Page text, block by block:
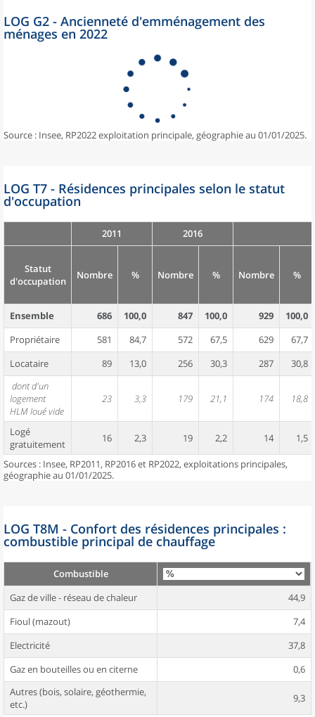
LOG G2 - Ancienneté d'emménagement des
ménages en 2022
Source : Insee, RP2022 exploitation principale, géographie au 01/01/2025.
LOG T7 - Résidences principales selon le statut
d'occupation
2011 2016
Statut
d'occupation
Nombre % Nombre % Nombre %
Ensemble 686 100,0 847 100,0 929
100,0
Propriétaire
581 84,7 572 67,5 629
67,7
Locataire
89 13,0 256 30,3 287
30,8
dont d'un
logement
HLM loué vide
23 3,3 179 21,1 174 18,8
Logé
gratuitement
16 2,3 19 2,2 14 1,5
Sources : Insee, RP2011, RP2016 et RP2022, exploitations principales,
géographie au 01/01/2025.
LOG T8M - Confort des résidences principales :
combustible principal de chauffage
Combustible
Gaz de ville - réseau de chaleur
44,9
Fioul (mazout)
7,4
Electricité
37,8
Gaz en bouteilles ou en citerne
0,6
Autres (bois, solaire, géothermie,
etc.)
9,3